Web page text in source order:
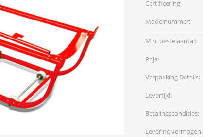
Certificering:
Modelnummer:
Min. bestelaantal:
Prijs:
Verpakking Details:
Levertijd:
Betalingscondities:
Levering vermogen: